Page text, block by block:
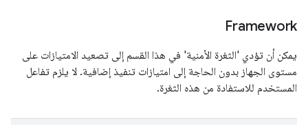
Framework
يمكن أن تؤدي 'الثغرة الأمنية' في هذا القسم إلى تصعيد الامتيازات على
مستوى الجهاز بدون الحاجة إلى امتيازات تنفيذ إضافية. لا يلزم تفاعل
المستخدم للاستفادة من هذه الثغرة.